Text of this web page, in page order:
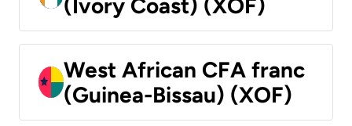
(Ivory Coast) (XOF)
West African CFA franc
(Guinea-Bissau) (XOF)